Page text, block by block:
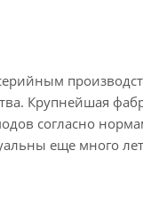
Крупнейшая
согласно
еще много